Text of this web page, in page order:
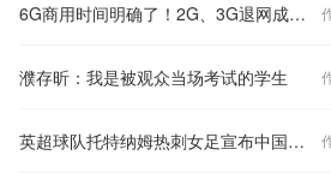
6G商用时间明确了！2G、3G退网成必然 老用户怎么办？
濮存昕：我是被观众当场考试的学生
英超球队托特纳姆热刺女足宣布中国球员王霜加盟